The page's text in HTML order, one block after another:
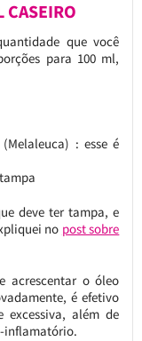
CASEIRO
que você
para 100 ml,
: esse é
deve ter tampa, e
no post sobre
acrescentar o óleo
é efetivo
além de
inflamatório.